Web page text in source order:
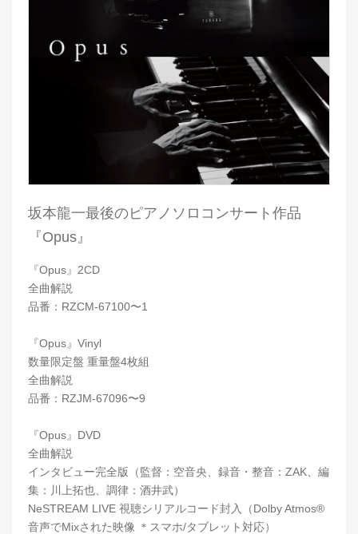
坂本龍一最後のピアノソロコンサート作品
『Opus』
『Opus』2CD
全曲解説
品番：RZCM-67100〜1
『Opus』Vinyl
数量限定盤 重量盤4枚組
全曲解説
品番：RZJM-67096〜9
『Opus』DVD
全曲解説
インタビュー完全版（監督：空音央、録音・整音：ZAK、編
集：川上拓也、調律：酒井武）
NeSTREAM LIVE 視聴シリアルコード封入（Dolby Atmos®
音声でMixされた映像 ＊スマホ/タブレット対応）